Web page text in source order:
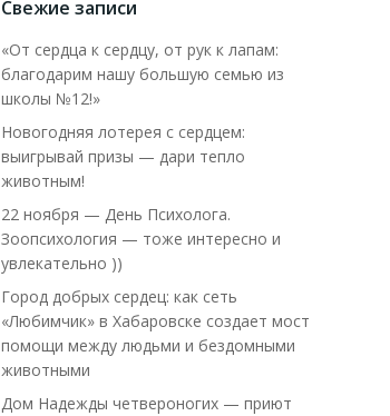
Свежие записи
«От сердца к сердцу, от рук к лапам:
благодарим нашу большую семью из
школы №12!»
Новогодняя лотерея с сердцем:
выигрывай призы — дари тепло
животным!
22 ноября — День Психолога.
Зоопсихология — тоже интересно и
увлекательно ))
Город добрых сердец: как сеть
«Любимчик» в Хабаровске создает мост
помощи между людьми и бездомными
животными
Дом Надежды четвероногих — приют